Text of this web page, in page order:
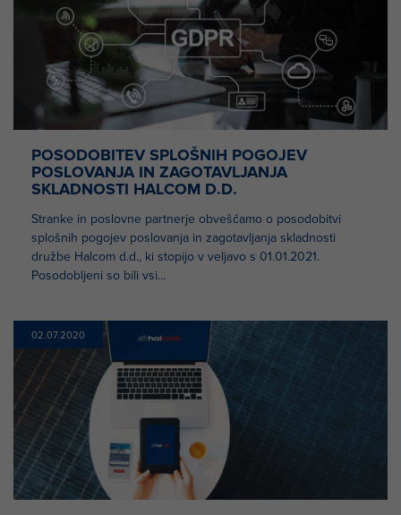
POSODOBITEV SPLOŠNIH POGOJEV
POSLOVANJA IN ZAGOTAVLJANJA
SKLADNOSTI HALCOM D.D.
Stranke in poslovne partnerje obveščamo o posodobitvi
splošnih pogojev poslovanja in zagotavljanja skladnosti
družbe Halcom d.d., ki stopijo v veljavo s 01.01.2021.
Posodobljeni so bili vsi...
02.07.2020